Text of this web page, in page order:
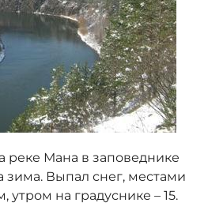
реке Мана в заповеднике
Выпал снег, местами
утром на градуснике – 15.